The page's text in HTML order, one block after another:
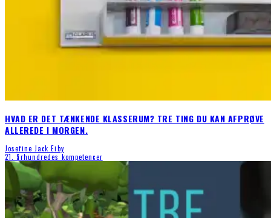
HVAD ER DET TÆNKENDE KLASSERUM? TRE TING DU KAN AFPRØVE
ALLEREDE I MORGEN.
Josefine Jack Eiby
21. århundredes kompetencer